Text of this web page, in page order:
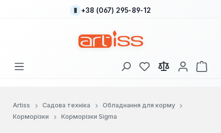
Перейти до основного вмісту
+38 (067) 295-89-12
У вас є 0 у списку
Artiss Садова техніка
Обладнання для корму
Корморізки
Корморізки Sigma